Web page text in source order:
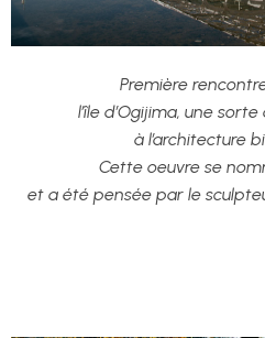
Première
l’île d’Ogijima, une
à l’architecture
Cette oeuvre se
et a été pensée par le